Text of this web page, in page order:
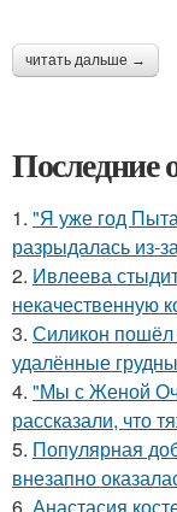
читать дальше →
Последние
1. "Я уже год
разрыдалась из-
2. Ивлеева
некачественную
3. Силикон пошёл
удалённые
4. "Мы с Женой
рассказали, что
5. Популярная
внезапно